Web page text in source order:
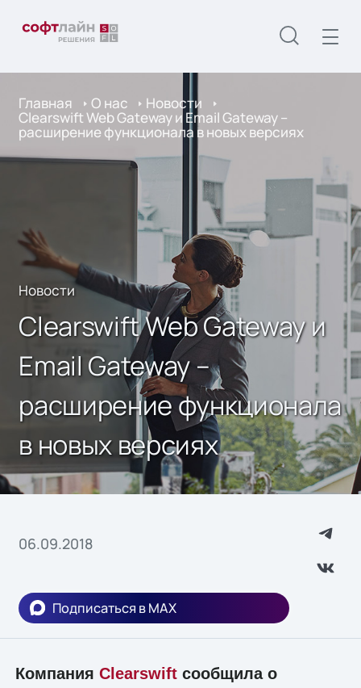
Главная О нас Новости
Clearswift Web Gateway и Email Gateway –
расширение функционала в новых версиях
Новости
Clearswift Web Gateway и
Email Gateway –
расширение функционала
в новых версиях
06.09.2018
Подписаться в MAX
Компания Clearswiftсообщила о